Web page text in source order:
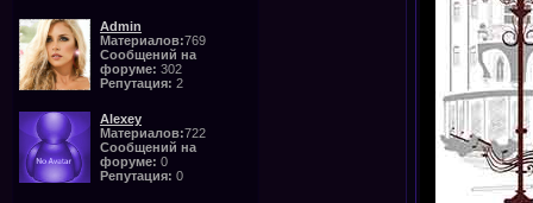
Admin
Материалов:769
Сообщений на
форуме: 302
Репутация: 2
Alexey
Материалов:722
Сообщений на
форуме: 0
Репутация: 0